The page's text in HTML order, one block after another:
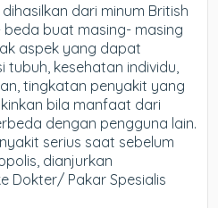
dari minum British
buat masing- masing
aspek yang dapat
tubuh, kesehatan individu,
tingkatan penyakit yang
bila manfaat dari
dengan pengguna lain.
serius saat sebelum
dianjurkan
Dokter/ Pakar Spesialis